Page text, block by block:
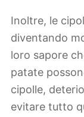
Inoltre, le
diventando
loro sapore
patate
cipolle,
evitare tutto